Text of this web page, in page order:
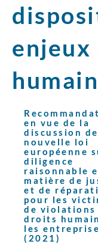
enjeux
en vue de la
discussion
nouvelle loi
européenne
diligence
raisonnable
matière de
et de
pour les
de violations
droits
les
(2021)